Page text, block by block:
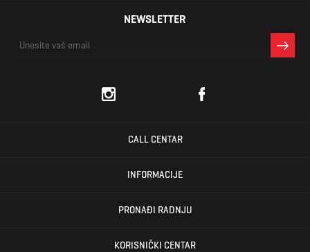
NEWSLETTER
CALL CENTAR
INFORMACIJE
PRONAĐI RADNJU
KORISNIČKI CENTAR